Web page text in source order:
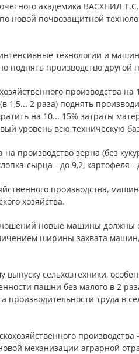
академика ВАСХНИЛ
новой почвозащитной
технологии и
поднять производство другой
производства на
2 раза) поднять
на 10... 15% затраты
уровень всю техническую
производство зерна (без
сырца - до 9,2, картофеля
производства,
хозяйства.
новые машины должны
ширины захвата
сельхозтехники,
пашни без малого в 2
труда в
механизации аграрной